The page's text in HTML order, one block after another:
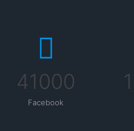
41000
Facebook